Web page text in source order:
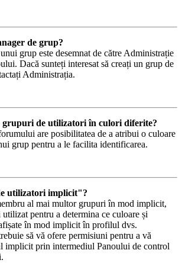
de grup?
grup este desemnat de către Administrație
Dacă sunteți interesat să creați un grup de
Administrația.
grupuri de utilizatori în culori diferite?
are posibilitatea de a atribui o culoare
grup pentru a le facilita identificarea.
utilizatori implicit"?
al mai multor grupuri în mod implicit,
pentru a determina ce culoare și
în mod implicit în profilul dvs.
să vă ofere permisiuni pentru a vă
implicit prin intermediul Panoului de control